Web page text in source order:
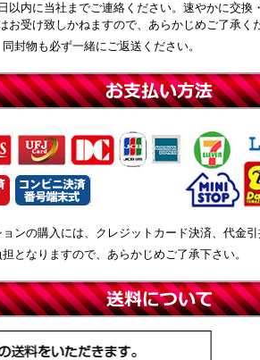
以内に当社までご連絡ください。速やかに交
お受け致しかねますので、あらかじめご了承く
封物も必ず一緒にご返送ください。
ンの購入には、クレジットカード決済、代金
となりますので、あらかじめご了承下さい。